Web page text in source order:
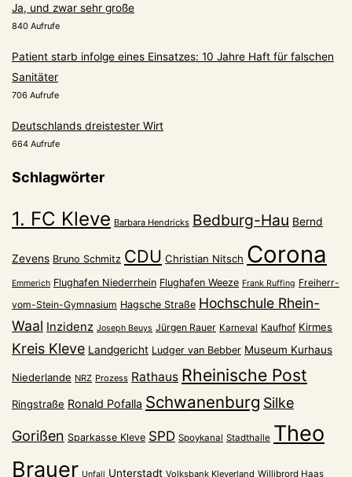
Ja, und zwar sehr große
840 Aufrufe
Patient starb infolge eines Einsatzes: 10 Jahre Haft für falschen
Sanitäter
706 Aufrufe
Deutschlands dreistester Wirt
664 Aufrufe
Schlagwörter
1. FC Kleve Barbara Hendricks Bedburg-Hau Bernd
Zevens Bruno Schmitz CDU Christian Nitsch Corona
Emmerich Flughafen Niederrhein Flughafen Weeze Frank Ruffing Freiherr-
vom-Stein-Gymnasium Hagsche Straße Hochschule Rhein-
Waal Inzidenz Joseph Beuys Jürgen Rauer Karneval Kaufhof Kirmes
Kreis Kleve Landgericht Ludger van Bebber Museum Kurhaus
Niederlande NRZ Prozess Rathaus Rheinische Post
Ringstraße Ronald Pofalla Schwanenburg Silke
Gorißen Sparkasse Kleve SPD Spoykanal Stadthalle Theo
Brauer Unfall Unterstadt Volksbank Kleverland Willibrord Haas